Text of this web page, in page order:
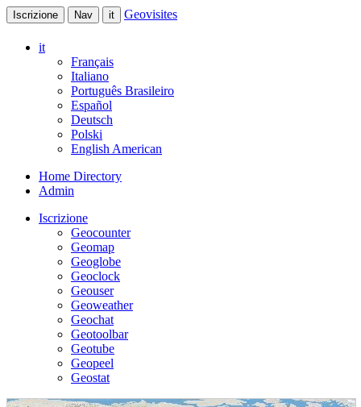
Iscrizione Nav it Geovisites
it
Français
Italiano
Português Brasileiro
Español
Deutsch
Polski
English American
Home Directory
Admin
Iscrizione
Geocounter
Geomap
Geoglobe
Geoclock
Geouser
Geoweather
Geochat
Geotoolbar
Geotube
Geopeel
Geostat